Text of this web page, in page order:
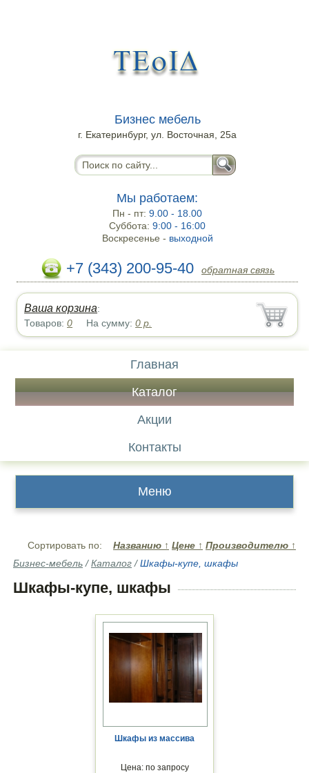
Бизнес мебель
г. Екатеринбург, ул. Восточная, 25а
Мы работаем:
Пн - пт:9.00 - 18.00
Суббота:9:00 - 16:00
Воскресенье - выходной
+7 (343) 200-95-40 обратная связь
Ваша корзина:
Товаров:0 На сумму:0 р.
Главная
Каталог
Акции
Контакты
Меню
Сортировать по: Названию ↑ Цене ↑ Производителю ↑
Бизнес-мебель /Каталог /Шкафы-купе, шкафы
Шкафы-купе, шкафы
Шкафы из массива
Цена: по запросу